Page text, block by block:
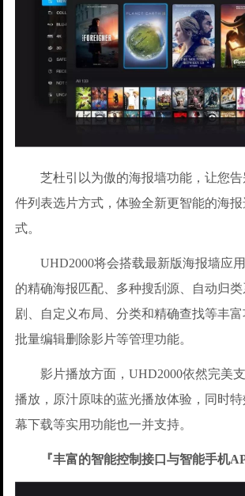
芝杜引以为傲的海报墙功能，让您告
件列表选片方式，体验全新更智能的海
式。
UHD2000将会搭载最新版海报墙应
的精确海报匹配、多种搜刮源、自动归
剧、自定义布局、分类和精确查找等丰
批量编辑删除影片等管理功能。
影片播放方面，UHD2000依然完美
播放，原汁原味的蓝光播放体验，同时
幕下载等实用功能也一并支持。
『丰富的智能控制接口与智能手机